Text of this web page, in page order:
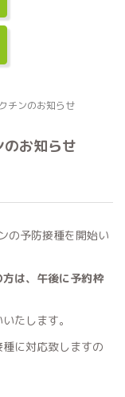
チンのお知らせ
お知らせ
の予防接種を開始い
は、午後に予約枠
たします。
に対応致しますの